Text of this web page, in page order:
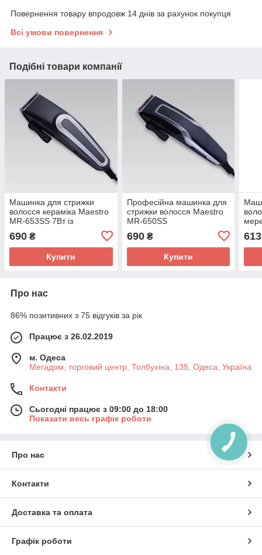
Повернення товару впродовж 14 днів за рахунок покупця
Всі умови повернення
Подібні товари компанії
Машинка для стрижки
волосся кераміка Maestro
MR-653SS 7Вт із
690 ₴
Купити
Професійна машинка для
стрижки волосся Maestro
MR-650SS
690₴
Купити
613
Про нас
86% позитивних з 75 відгуків за рік
Працює з 26.02.2019
м. Одеса
Мегадом, торговий центр, Толбухіна, 135, Одеса, Україна
Контакти
Сьогодні працює з 09:00 до 18:00
Показати весь графік роботи
Про нас
Контакти
Доставка та оплата
Графік роботи